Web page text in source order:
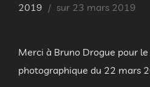
2019
sur Publié
23 mars 2019
Merci à Bruno Drogue pour
photographique du 22 mars